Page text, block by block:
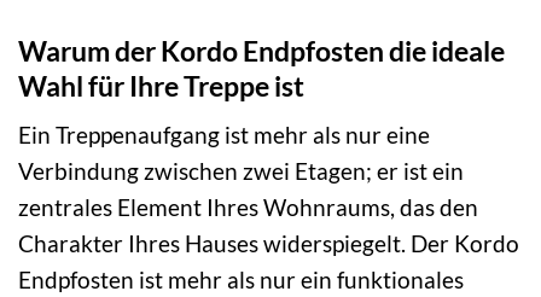
Warum der Kordo Endpfosten die ideale
Wahl für Ihre Treppe ist
Ein Treppenaufgang ist mehr als nur eine
Verbindung zwischen zwei Etagen; er ist ein
zentrales Element Ihres Wohnraums, das den
Charakter Ihres Hauses widerspiegelt. Der Kordo
Endpfosten ist mehr als nur ein funktionales